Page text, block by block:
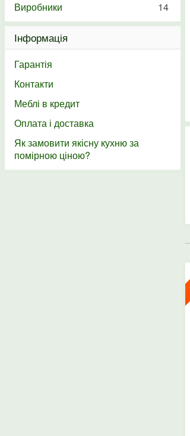
Виробники
14
Інформація
Гарантія
Контакти
Меблі в кредит
Оплата і доставка
Як замовити якісну кухню за
помірною ціною?